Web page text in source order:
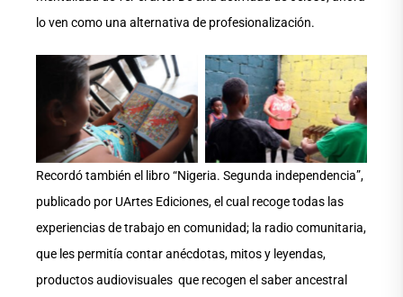
lo ven como una alternativa de profesionalización.
Aucune légende Aucune légende
Recordó también el libro “Nigeria. Segunda independencia”,
publicado por UArtes Ediciones, el cual recoge todas las
experiencias de trabajo en comunidad; la radio comunitaria,
que les permitía contar anécdotas, mitos y leyendas,
productos audiovisuales que recogen el saber ancestral